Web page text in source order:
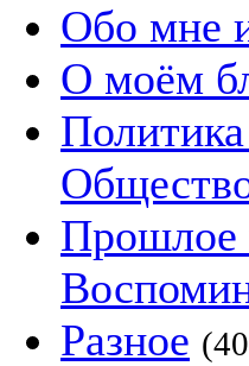
Обо мне
О моём
Прошлое
Разное